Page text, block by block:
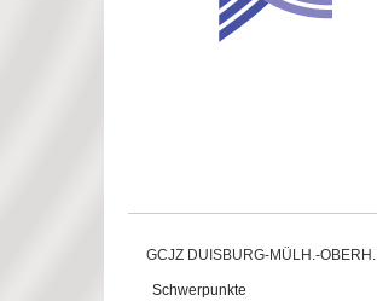
GCJZ DUISBURG-MÜLH.-OBERH.
Schwerpunkte